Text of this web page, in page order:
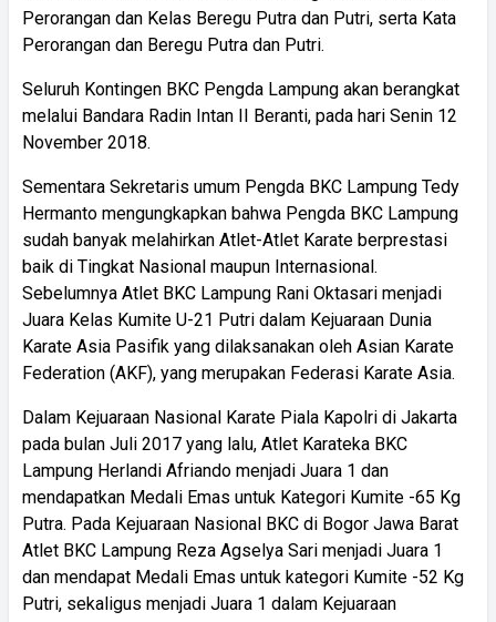
Perorangan dan Kelas Beregu Putra dan Putri, serta Kata
Perorangan dan Beregu Putra dan Putri.
Seluruh Kontingen BKC Pengda Lampung akan berangkat
melalui Bandara Radin Intan II Beranti, pada hari Senin 12
November 2018.
Sementara Sekretaris umum Pengda BKC Lampung Tedy
Hermanto mengungkapkan bahwa Pengda BKC Lampung
sudah banyak melahirkan Atlet-Atlet Karate berprestasi
baik di Tingkat Nasional maupun Internasional.
Sebelumnya Atlet BKC Lampung Rani Oktasari menjadi
Juara Kelas Kumite U-21 Putri dalam Kejuaraan Dunia
Karate Asia Pasifik yang dilaksanakan oleh Asian Karate
Federation (AKF), yang merupakan Federasi Karate Asia.
Dalam Kejuaraan Nasional Karate Piala Kapolri di Jakarta
pada bulan Juli 2017 yang lalu, Atlet Karateka BKC
Lampung Herlandi Afriando menjadi Juara 1 dan
mendapatkan Medali Emas untuk Kategori Kumite -65 Kg
Putra. Pada Kejuaraan Nasional BKC di Bogor Jawa Barat
Atlet BKC Lampung Reza Agselya Sari menjadi Juara 1
dan mendapat Medali Emas untuk kategori Kumite -52 Kg
Putri, sekaligus menjadi Juara 1 dalam Kejuaraan